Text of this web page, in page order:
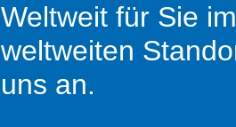
Weltweit für Sie
weltweiten
uns an.